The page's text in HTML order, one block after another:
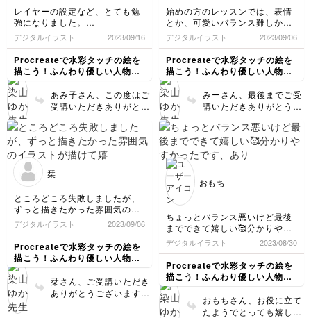
くのも◎です！靴など形
を捉えられていてgood
ですし、色味がめちゃめ
ちゃ素敵で好きです！😍
ご受講お疲れさまでした
🍵
愛い！と思う子を描いて
くださいね😊ご受講お疲
れさまでした🍵
レイヤーの設定など、とても勉
強になりました。
復習して身につけたいです！
色塗りが、一発で成功しなくて
何度もやり直しました。
デジタルイラスト 2023/09/16
Procreateで水彩タッチの絵を
描こう！ふんわり優しい人物イ
ラスト講座
あみ子さん、この度はご
受講いただきありがとう
ましたら私も嬉しいです
✨色塗り難しいですよ
ね…でも淡い色と繊細な
いてgoodです🥰👌レイ
ら便利なのでぜひ色々試
してみてくださいね！ご
受講お疲れさまでした🍵
始めの方のレッスンでは、表情
とか、可愛いバランス難しかっ
たですが、最後のレッスンなん
とか可愛くできて嬉しいです。
自分の好みの表情作れるよう練
習します。
全身の描き方わかりやすかった
です。ありがとうございまし
た。
(乗算とオーバーレイは理解でき
ないままです。💦もっと描いて
いけばわかってくるかしら)
デジタルイラスト 2023/09/06
Procreateで水彩タッチの絵を
描こう！ふんわり優しい人物イ
ラスト講座
みーさん、最後までご受
講いただきありがとうご
繊細な線がとっても
goodでかわいいです😍
表情も穏やかで素敵…✨
色で塗ると違いがわかり
乗算などを使わなくても
違ったかわいさになるの
でご自身のお好みを見つ
けてくださいね。応援し
ています！この度はご受
講おつかれさまでした🍵
栞
ところどころ失敗しましたが、
ずっと描きたかった雰囲気のイ
ラストが描けて嬉しかったです
☺️✨
繰り返し練習して塗り方含め頑
張ってみます☀️
ありがとうございました！✨
デジタルイラスト 2023/09/06
Procreateで水彩タッチの絵を
描こう！ふんわり優しい人物イ
ラスト講座
栞さん、ご受講いただき
ありがとうございます！
おもち
ちょっとバランス悪いけど最後
までできて嬉しい🥰分かりやす
かったです、ありがとうござい
ました🫶
デジタルイラスト 2023/08/30
Procreateで水彩タッチの絵を
描こう！ふんわり優しい人物イ
ラスト講座
おもちさん、お役に立て
たようでとっても嬉しい